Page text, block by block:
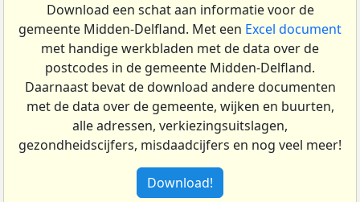
Download een schat aan informatie voor de
gemeente Midden-Delfland. Met een Excel document
met handige werkbladen met de data over de
postcodes in de gemeente Midden-Delfland.
Daarnaast bevat de download andere documenten
met de data over de gemeente, wijken en buurten,
alle adressen, verkiezingsuitslagen,
gezondheidscijfers, misdaadcijfers en nog veel meer!
Download!